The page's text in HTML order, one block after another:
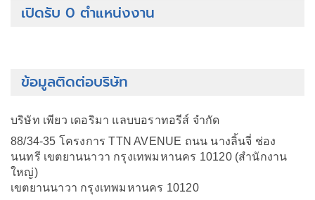
เปิดรับ 0 ตำแหน่งงาน
ข้อมูลติดต่อบริษัท
บริษัท เพียว เดอริมา แลบบอราทอรีส์ จำกัด
88/34-35 โครงการ TTN AVENUE ถนน นางลิ้นจี่ ช่อง
นนทรี เขตยานนาวา กรุงเทพมหานคร 10120 (สำนักงาน
ใหญ่)
เขตยานนาวา กรุงเทพมหานคร 10120